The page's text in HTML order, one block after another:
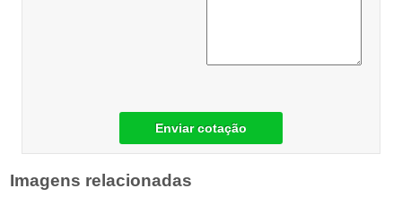
Enviar cotação
Imagens relacionadas